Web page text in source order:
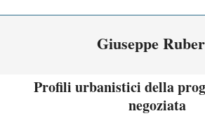
Giustamm
Giuseppe
Profili urbanistici della
negoziata